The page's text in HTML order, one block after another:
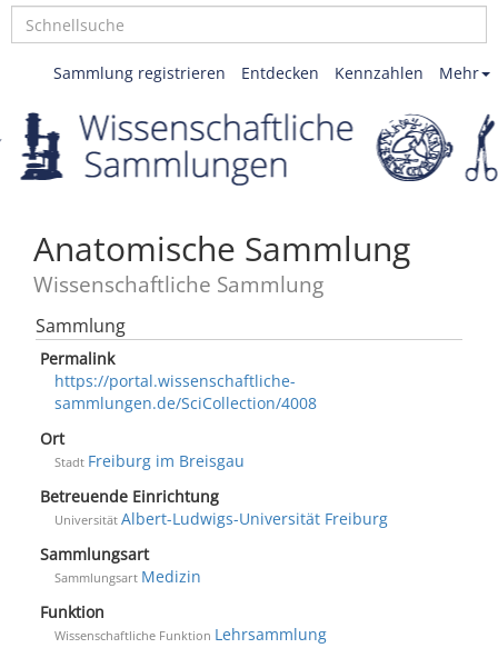
Mehr
Kennzahlen
Entdecken
Sammlung registrieren
Anatomische Sammlung
Wissenschaftliche Sammlung
Sammlung
Permalink
https://portal.wissenschaftliche-
sammlungen.de/SciCollection/4008
Ort
Stadt Freiburg im Breisgau
Betreuende Einrichtung
Universität Albert-Ludwigs-Universität Freiburg
Sammlungsart
Sammlungsart Medizin
Funktion
Wissenschaftliche Funktion Lehrsammlung